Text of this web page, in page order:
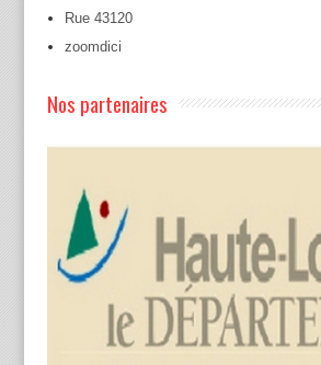
Rue 43120
zoomdici
Nos partenaires